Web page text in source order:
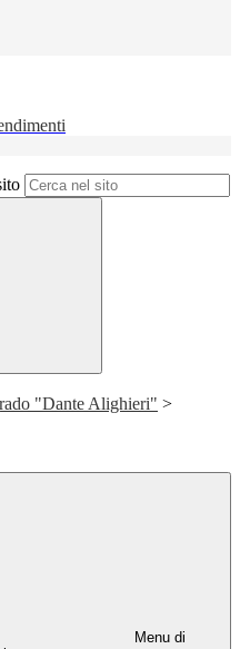
"Dante Alighieri" >
Menu di